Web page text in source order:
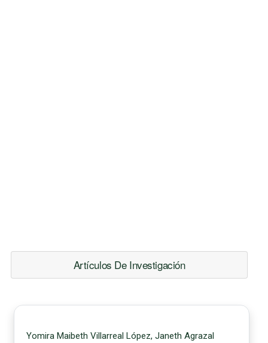
Artículos De Investigación
Yomira Maibeth Villarreal López, Janeth Agrazal